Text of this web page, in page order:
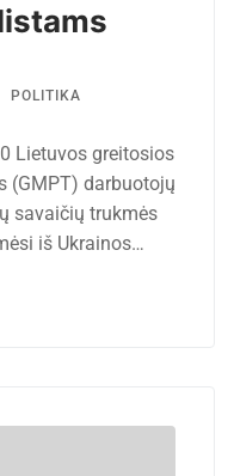
POLITIKA
Lietuvos greitosios
(GMPT) darbuotojų
savaičių trukmės
iš Ukrainos…